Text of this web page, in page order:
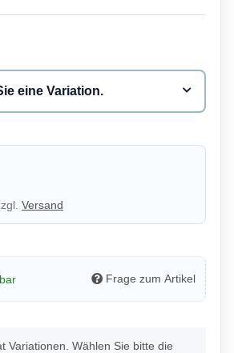
eine Variation.
Versand
Frage zum Artikel
Variationen. Wählen Sie bitte die